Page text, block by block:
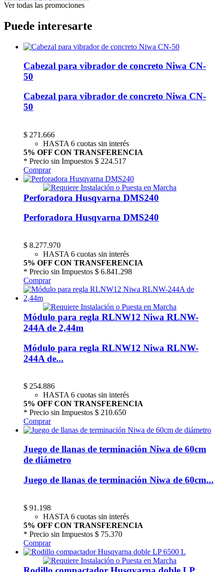
Ver todas las promociones
Puede interesarte
Cabezal para vibrador de concreto Niwa CN-
50
Cabezal para vibrador de concreto Niwa CN-
50
$ 271.666
HASTA 6 cuotas sin interés
5% OFF CON TRANSFERENCIA
* Precio sin Impuestos $ 224.517
Comprar
Perforadora Husqvarna DMS240
Perforadora Husqvarna DMS240
$ 8.277.970
HASTA 6 cuotas sin interés
5% OFF CON TRANSFERENCIA
* Precio sin Impuestos $ 6.841.298
Comprar
Módulo para regla RLNW12 Niwa RLNW-
244A de 2,44m
Módulo para regla RLNW12 Niwa RLNW-
244A de...
$ 254.886
HASTA 6 cuotas sin interés
5% OFF CON TRANSFERENCIA
* Precio sin Impuestos $ 210.650
Comprar
Juego de llanas de terminación Niwa de 60cm
de diámetro
Juego de llanas de terminación Niwa de 60cm...
$ 91.198
HASTA 6 cuotas sin interés
5% OFF CON TRANSFERENCIA
* Precio sin Impuestos $ 75.370
Comprar